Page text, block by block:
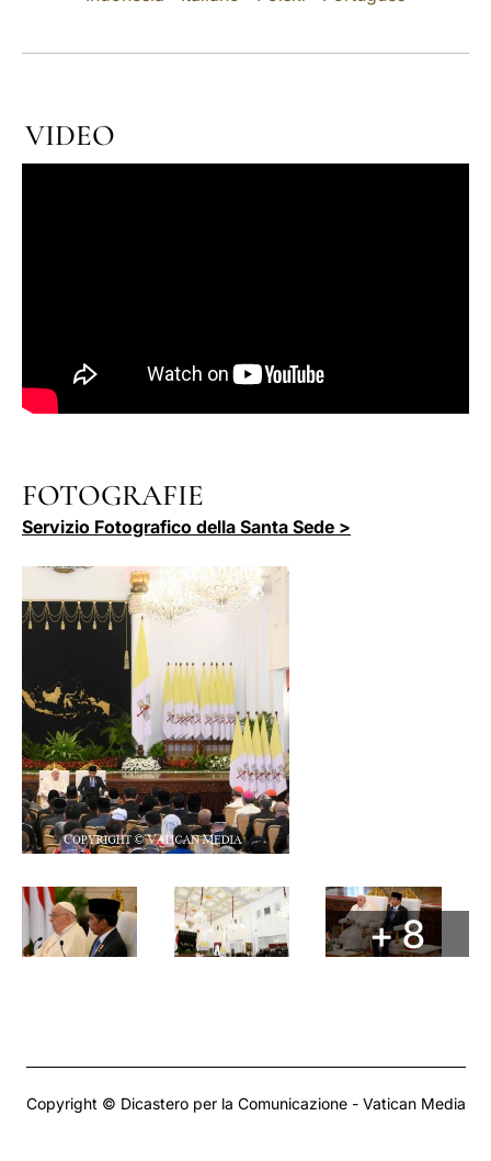
VIDEO
FOTOGRAFIE
Servizio Fotografico della Santa Sede >
+ 8
Copyright © Dicastero per la Comunicazione - Vatican Media